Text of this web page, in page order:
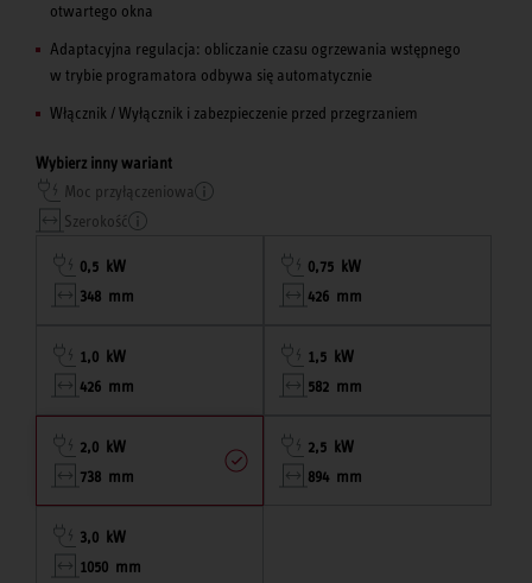
otwartego okna
Adaptacyjna regulacja: obliczanie czasu ogrzewania wstępnego
w trybie programatora odbywa się automatycznie
Włącznik / Wyłącznik i zabezpieczenie przed przegrzaniem
Wybierz inny wariant
Moc przyłączeniowa
Szerokość
0,5 kW
348 mm
0,75 kW
426 mm
1,0 kW
426 mm
1,5 kW
582 mm
2,0 kW
738 mm
2,5 kW
894 mm
3,0 kW
1050 mm